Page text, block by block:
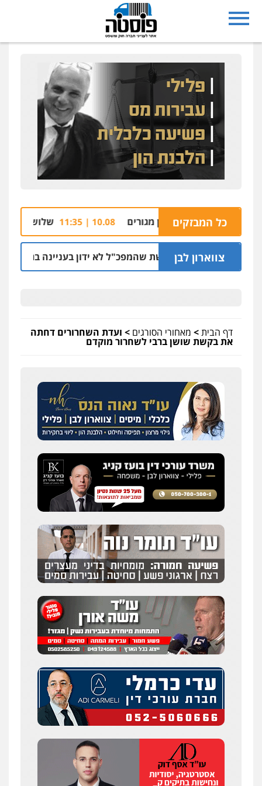
כל המבזקים
של בניין מגורים 10.08 | 11:35 שלושה נאשמים
צווארון לבן
ניצב שושן דורשת שהמפכ"ל לא ידון בעניינה בגלל קרבתו
דף הבית> מאחורי הסורגים > ועדת השחרורים דחתה
את בקשת שושן ברבי לשחרור מוקדם